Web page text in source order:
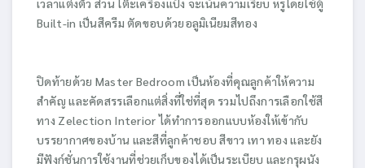
เวลาแต่งตัว ส่วน โต๊ะเครื่องแป้ง จะเน้นความเรียบ หรูโดยใช้ตู้
Built-in เป็นสีครีม ตัดขอบด้วยอลูมิเนียมสีทอง
ปิดท้ายด้วย Master Bedroom เป็นห้องที่คุณลูกค้าให้ความ
สำคัญ และคัดสรรเลือกแต่สิ่งที่ใช่ที่สุด รวมไปถึงการเลือกใช้สี
ทาง Zelection Interior ได้ทำการออกแบบห้องให้เข้ากับ
บรรยากาศของบ้าน และสีที่ลูกค้าชอบ สีขาว เทา ทอง และยัง
มีฟังก์ชั่นการใช้งานที่ช่วยเก็บของได้เป็นระเบียบ และกรุผนัง